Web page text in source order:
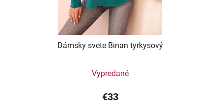
Dámsky svete Binan tyrkysový
Vypredané
€33